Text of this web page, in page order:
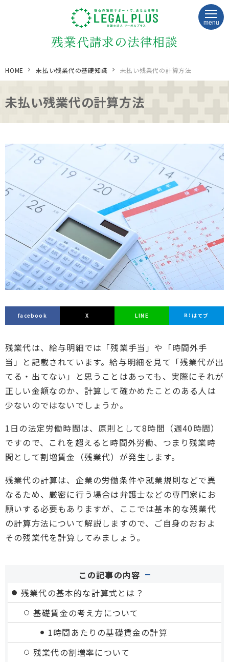
残業代請求の法律相談
menu
HOME 未払い残業代の基礎知識 未払い残業代の計算方法
未払い残業代の計算方法
facebook X LINE はてブ
残業代は、給与明細では「残業手当」や「時間外手
当」と記載されています。給与明細を見て「残業代が出
てる・出てない」と思うことはあっても、実際にそれが
正しい金額なのか、計算して確かめたことのある人は
少ないのではないでしょうか。
1日の法定労働時間は、原則として8時間（週40時間）
ですので、これを超えると時間外労働、つまり残業時
間として割増賃金（残業代）が発生します。
残業代の計算は、企業の労働条件や就業規則などで異
なるため、厳密に行う場合は弁護士などの専門家にお
願いする必要もありますが、ここでは基本的な残業代
の計算方法について解説しますので、ご自身のおおよ
その残業代を計算してみましょう。
この記事の内容
残業代の基本的な計算式とは？
基礎賃金の考え方について
1時間あたりの基礎賃金の計算
残業代の割増率について